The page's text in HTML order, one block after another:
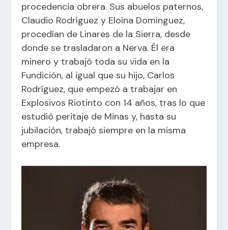
procedencia obrera. Sus abuelos paternos,
Claudio Rodríguez y Eloína Domínguez,
procedían de Linares de la Sierra, desde
donde se trasladaron a Nerva. Él era
minero y trabajó toda su vida en la
Fundición, al igual que su hijo, Carlos
Rodríguez, que empezó a trabajar en
Explosivos Riotinto con 14 años, tras lo que
estudió peritaje de Minas y, hasta su
jubilación, trabajó siempre en la misma
empresa.